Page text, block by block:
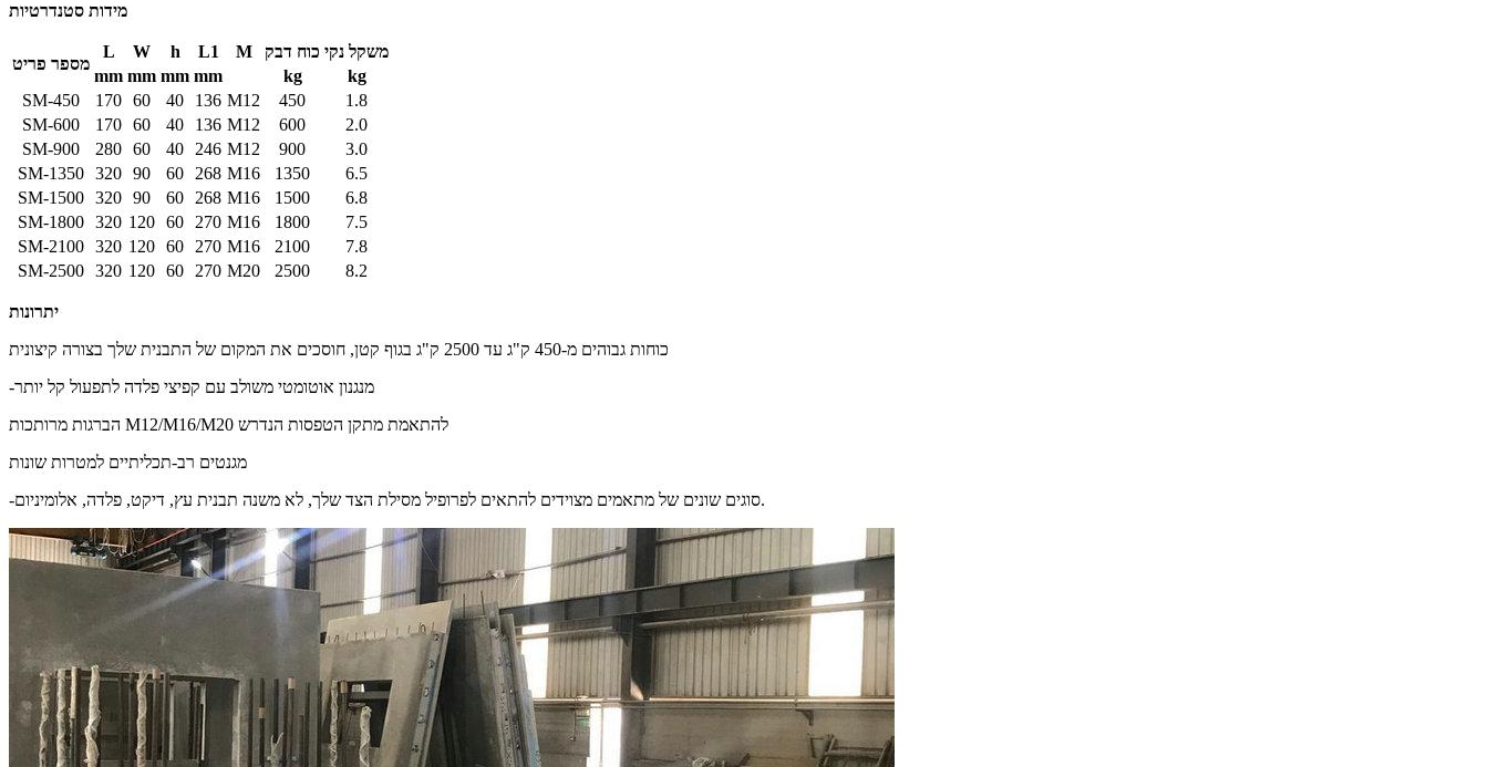
מידות סטנדרטיות
מספר פריט
L W h L1 M כוח דבק משקל נקי
mm mm mm mm kg
kg
SM-450
170 60 40 136 M12 450
1.8
SM-600
170 60 40 136 M12 600
2.0
SM-900
280 60 40 246 M12 900
3.0
SM-1350 320 90 60 268 M16 1350
6.5
SM-1500 320 90 60 268 M16 1500
6.8
SM-1800 320 120 60 270 M16 1800
7.5
SM-2100 320 120 60 270 M16 2100
7.8
SM-2500 320 120 60 270 M20 2500 8.2
יתרונות
כוחות גבוהים מ-450 ק"ג עד 2500 ק"ג בגוף קטן, חוסכים את המקום של התבנית שלך בצורה קיצונית
-מנגנון אוטומטי משולב עם קפיצי פלדה לתפעול קל יותר
הברגות מרותכות M12/M16/M20 להתאמת מתקן הטפסות הנדרש
מגנטים רב-תכליתיים למטרות שונות
-סוגים שונים של מתאמים מצוידים להתאים לפרופיל מסילת הצד שלך, לא משנה תבנית עץ, דיקט, פלדה, אלומיניום.